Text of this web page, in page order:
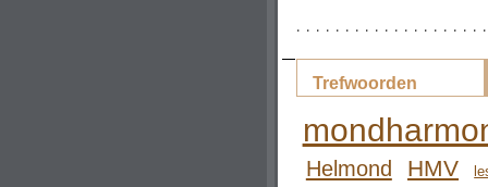
Trefwoorden
Helmond HMV